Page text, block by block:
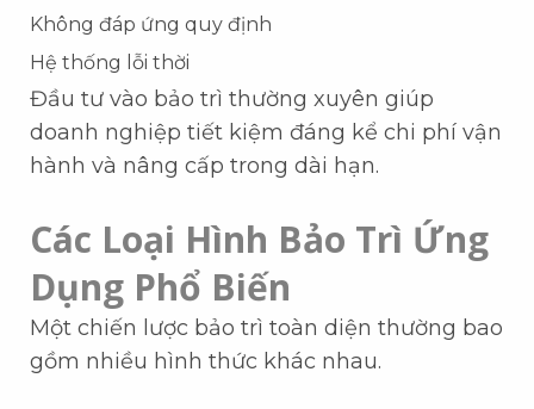
Không đáp ứng quy định
Hệ thống lỗi thời
Đầu tư vào bảo trì thường xuyên giúp
doanh nghiệp tiết kiệm đáng kể chi phí vận
hành và nâng cấp trong dài hạn.
Các Loại Hình Bảo Trì Ứng
Dụng Phổ Biến
Một chiến lược bảo trì toàn diện thường bao
gồm nhiều hình thức khác nhau.